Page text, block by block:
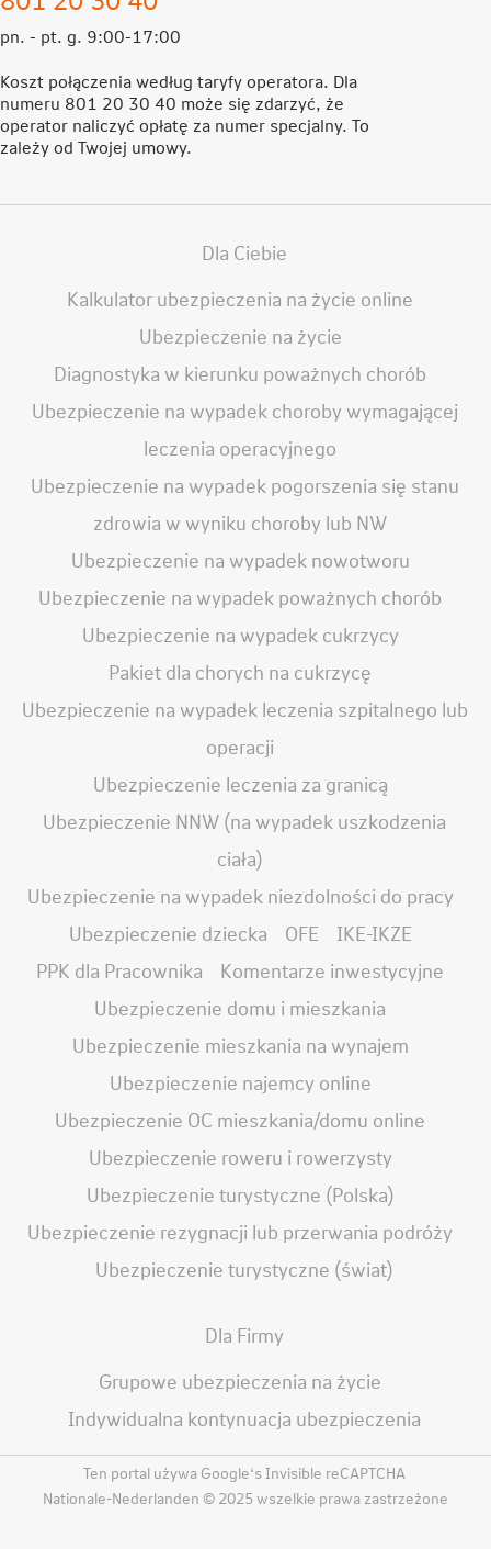
pn. - pt. g. 9:00-17:00
Koszt połączenia według taryfy operatora. Dla
numeru 801 20 30 40 może się zdarzyć, że
operator naliczyć opłatę za numer specjalny. To
zależy od Twojej umowy.
Dla Ciebie
Kalkulator ubezpieczenia na życie online
Ubezpieczenie na życie
Diagnostyka w kierunku poważnych chorób
Ubezpieczenie na wypadek choroby wymagającej
leczenia operacyjnego
Ubezpieczenie na wypadek pogorszenia się stanu
zdrowia w wyniku choroby lub NW
Ubezpieczenie na wypadek nowotworu
Ubezpieczenie na wypadek poważnych chorób
Ubezpieczenie na wypadek cukrzycy
Pakiet dla chorych na cukrzycę
Ubezpieczenie na wypadek leczenia szpitalnego lub
operacji
Ubezpieczenie leczenia za granicą
Ubezpieczenie NNW (na wypadek uszkodzenia
ciała)
Ubezpieczenie na wypadek niezdolności do pracy
Ubezpieczenie dziecka
OFE
IKE-IKZE
PPK dla Pracownika
Komentarze inwestycyjne
Ubezpieczenie domu i mieszkania
Ubezpieczenie mieszkania na wynajem
Ubezpieczenie najemcy online
Ubezpieczenie OC mieszkania/domu online
Ubezpieczenie roweru i rowerzysty
Ubezpieczenie turystyczne (Polska)
Ubezpieczenie rezygnacji lub przerwania podróży
Ubezpieczenie turystyczne (świat)
Dla Firmy
Grupowe ubezpieczenia na życie
Indywidualna kontynuacja ubezpieczenia
Ten portal używa Google‘s Invisible reCAPTCHA
Nationale-Nederlanden © 2025 wszelkie prawa zastrzeżone